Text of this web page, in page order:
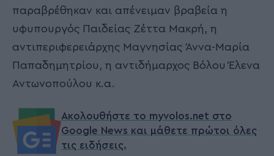
παραβρέθηκαν και απένειμαν βραβεία η
υφυπουργός Παιδείας Ζέττα Μακρή, η
αντιπεριφερειάρχης Μαγνησίας Άννα-Μαρία
Παπαδημητρίου, η αντιδήμαρχος Βόλου Έλενα
Αντωνοπούλου κ.α.
Ακολουθήστε το myvolos.net στο
Google News και μάθετε πρώτοι όλες
τις ειδήσεις.